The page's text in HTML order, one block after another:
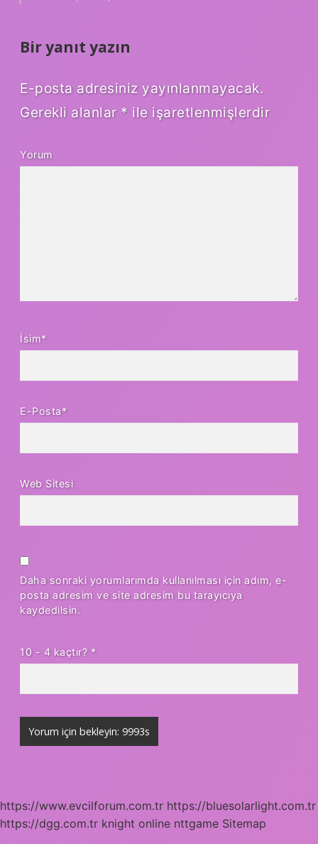
Bir yanıt yazın
E-posta adresiniz yayınlanmayacak.
Gerekli alanlar * ile işaretlenmişlerdir
Yorum
İsim*
E-Posta*
Web Sitesi
Daha sonraki yorumlarımda kullanılması için adım, e-
posta adresim ve site adresim bu tarayıcıya
kaydedilsin.
10 - 4 kaçtır? *
https://www.evcilforum.com.tr https://bluesolarlight.com.tr
https://dgg.com.tr knight online nttgame Sitemap